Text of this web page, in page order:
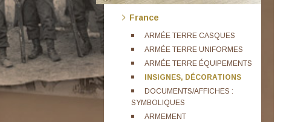
France
ARMÉE TERRE CASQUES
ARMÉE TERRE UNIFORMES
ARMÉE TERRE ÉQUIPEMENTS
INSIGNES, DÉCORATIONS
DOCUMENTS/AFFICHES :
SYMBOLIQUES
ARMEMENT